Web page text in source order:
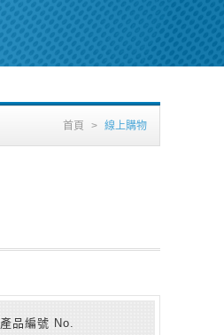
首頁 > 線上購物
產品編號 No.